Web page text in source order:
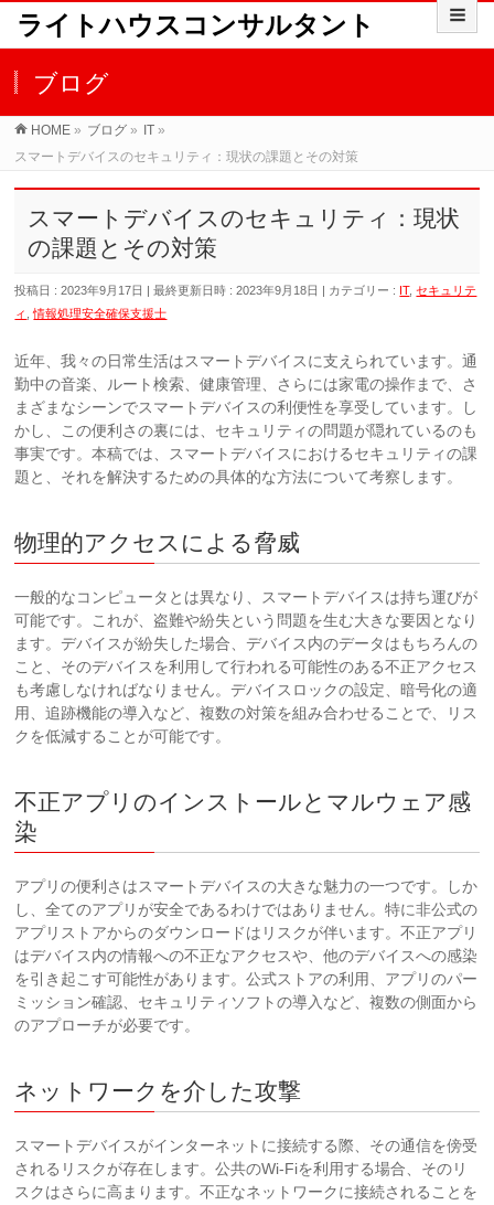
ライトハウスコンサルタント
ブログ
HOME » ブログ » IT »
スマートデバイスのセキュリティ：現状の課題とその対策
スマートデバイスのセキュリティ：現状
の課題とその対策
投稿日 : 2023年9月17日 最終更新日時 : 2023年9月18日 カテゴリー : IT,セキュリテ
ィ ,情報処理安全確保支援士
近年、我々の日常生活はスマートデバイスに支えられています。通
勤中の音楽、ルート検索、健康管理、さらには家電の操作まで、さ
まざまなシーンでスマートデバイスの利便性を享受しています。し
かし、この便利さの裏には、セキュリティの問題が隠れているのも
事実です。本稿では、スマートデバイスにおけるセキュリティの課
題と、それを解決するための具体的な方法について考察します。
物理的アクセスによる脅威
一般的なコンピュータとは異なり、スマートデバイスは持ち運びが
可能です。これが、盗難や紛失という問題を生む大きな要因となり
ます。デバイスが紛失した場合、デバイス内のデータはもちろんの
こと、そのデバイスを利用して行われる可能性のある不正アクセス
も考慮しなければなりません。デバイスロックの設定、暗号化の適
用、追跡機能の導入など、複数の対策を組み合わせることで、リス
クを低減することが可能です。
不正アプリのインストールとマルウェア感
染
アプリの便利さはスマートデバイスの大きな魅力の一つです。しか
し、全てのアプリが安全であるわけではありません。特に非公式の
アプリストアからのダウンロードはリスクが伴います。不正アプリ
はデバイス内の情報への不正なアクセスや、他のデバイスへの感染
を引き起こす可能性があります。公式ストアの利用、アプリのパー
ミッション確認、セキュリティソフトの導入など、複数の側面から
のアプローチが必要です。
ネットワークを介した攻撃
スマートデバイスがインターネットに接続する際、その通信を傍受
されるリスクが存在します。公共のWi-Fiを利用する場合、そのリ
スクはさらに高まります。不正なネットワークに接続されることを